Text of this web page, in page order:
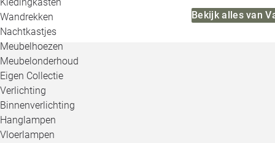
Wandrekken
Nachtkastjes
Meubelhoezen
Meubelonderhoud
Eigen Collectie
Verlichting
Binnenverlichting
Hanglampen
Vloerlampen
Bekijk alles van